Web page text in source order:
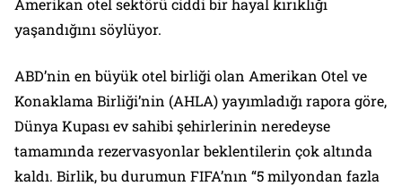
Amerikan otel sektörü ciddi bir hayal kırıklığı
yaşandığını söylüyor.
ABD’nin en büyük otel birliği olan Amerikan Otel ve
Konaklama Birliği’nin (AHLA) yayımladığı rapora göre,
Dünya Kupası ev sahibi şehirlerinin neredeyse
tamamında rezervasyonlar beklentilerin çok altında
kaldı. Birlik, bu durumun FIFA’nın “5 milyondan fazla